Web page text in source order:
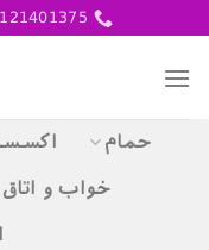
content
حمام
خواب و اتاق